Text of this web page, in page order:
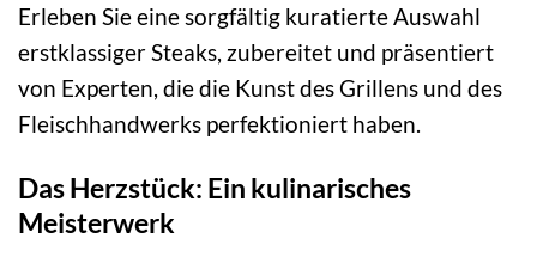
Erleben Sie eine sorgfältig kuratierte Auswahl
erstklassiger Steaks, zubereitet und präsentiert
von Experten, die die Kunst des Grillens und des
Fleischhandwerks perfektioniert haben.
Das Herzstück: Ein kulinarisches
Meisterwerk